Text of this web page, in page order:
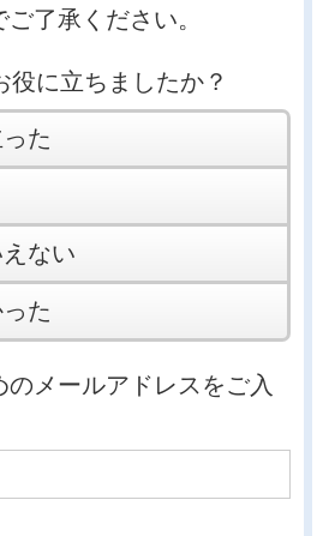
了承ください。
役に立ちましたか？
た
ない
た
のメールアドレスをご入